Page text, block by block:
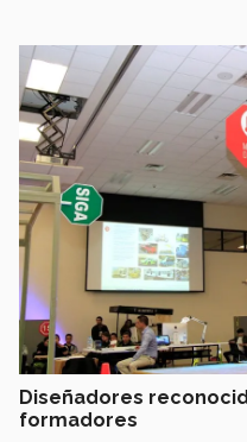
Diseñadores
formadores